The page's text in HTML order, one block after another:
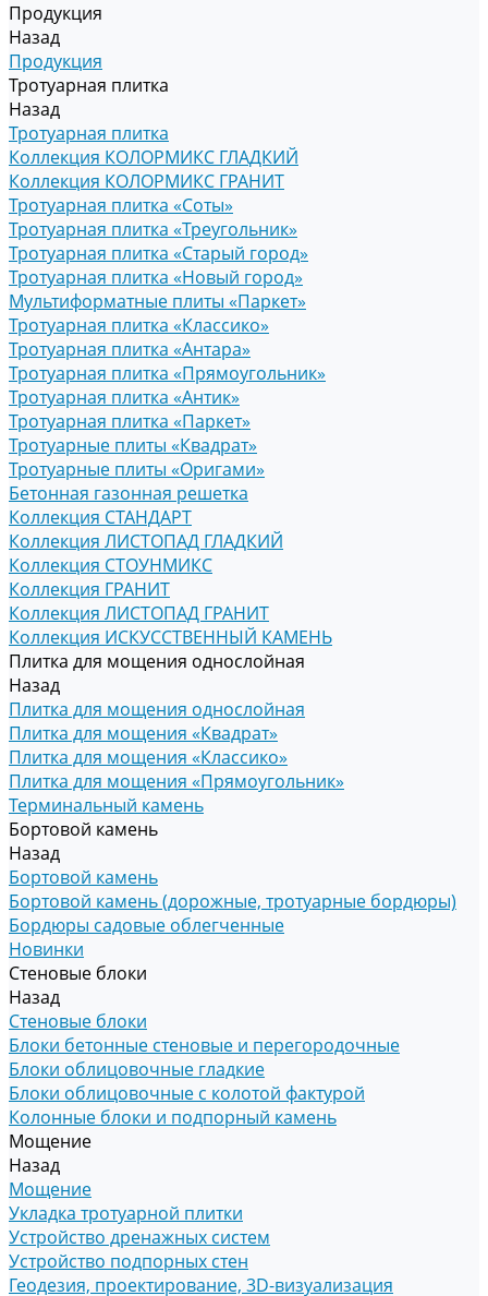
Продукция
Назад
Продукция
Тротуарная плитка
Назад
Тротуарная плитка
Коллекция КОЛОРМИКС ГЛАДКИЙ
Коллекция КОЛОРМИКС ГРАНИТ
Тротуарная плитка «Соты»
Тротуарная плитка «Треугольник»
Тротуарная плитка «Старый город»
Тротуарная плитка «Новый город»
Мультиформатные плиты «Паркет»
Тротуарная плитка «Классико»
Тротуарная плитка «Антара»
Тротуарная плитка «Прямоугольник»
Тротуарная плитка «Антик»
Тротуарная плитка «Паркет»
Тротуарные плиты «Квадрат»
Тротуарные плиты «Оригами»
Бетонная газонная решетка
Коллекция СТАНДАРТ
Коллекция ЛИСТОПАД ГЛАДКИЙ
Коллекция СТОУНМИКС
Коллекция ГРАНИТ
Коллекция ЛИСТОПАД ГРАНИТ
Коллекция ИСКУССТВЕННЫЙ КАМЕНЬ
Плитка для мощения однослойная
Назад
Плитка для мощения однослойная
Плитка для мощения «Квадрат»
Плитка для мощения «Классико»
Плитка для мощения «Прямоугольник»
Терминальный камень
Бортовой камень
Назад
Бортовой камень
Бортовой камень (дорожные, тротуарные бордюры)
Бордюры садовые облегченные
Новинки
Стеновые блоки
Назад
Стеновые блоки
Блоки бетонные стеновые и перегородочные
Блоки облицовочные гладкие
Блоки облицовочные с колотой фактурой
Колонные блоки и подпорный камень
Мощение
Назад
Мощение
Укладка тротуарной плитки
Устройство дренажных систем
Устройство подпорных стен
Геодезия, проектирование, 3D-визуализация